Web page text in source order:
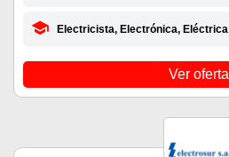
Electricista, Electrónica, Eléctrica
Ver oferta